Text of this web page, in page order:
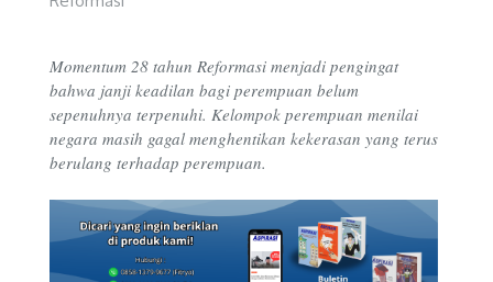
Momentum 28 tahun Reformasi menjadi pengingat
bahwa janji keadilan bagi perempuan belum
sepenuhnya terpenuhi. Kelompok perempuan menilai
negara masih gagal menghentikan kekerasan yang terus
berulang terhadap perempuan.